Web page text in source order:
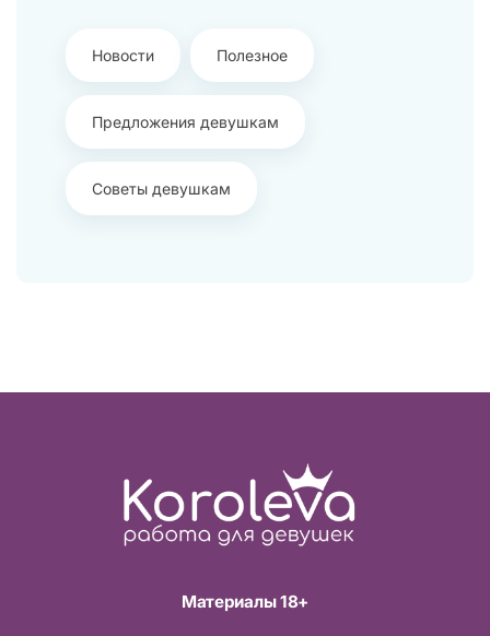
Новости Полезное
Предложения девушкам
Советы девушкам
Материалы 18+